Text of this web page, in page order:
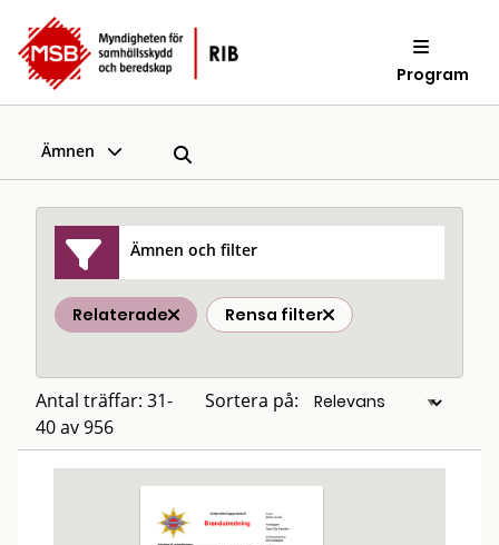
Program
Ämnen
Ämnen och filter
Relaterade Rensa filter
Antal träffar: 31-
40 av 956
Sortera på: